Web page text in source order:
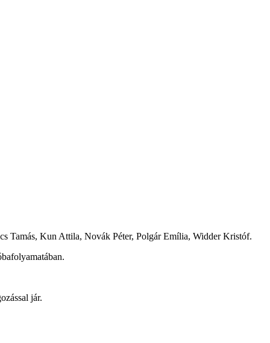
Tamás, Kun Attila, Novák Péter, Polgár Emília, Widder Kristóf.
jár.